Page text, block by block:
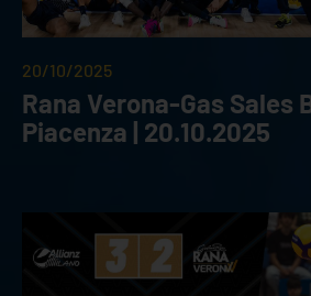
20/10/2025
Rana Verona-Gas Sales
Piacenza | 20.10.2025